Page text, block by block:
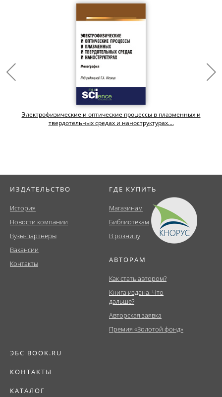
Электрофизические и оптические процессы в плазменных и
твердотельных средах и наноструктурах....
ИЗДАТЕЛЬСТВО
История
Новости компании
Вузы-партнеры
Вакансии
Контакты
ГДЕ КУПИТЬ
Магазинам
Библиотекам
В розницу
АВТОРАМ
Как стать автором?
Книга издана. Что
дальше?
Авторская заявка
Премия «Золотой фонд»
ЭБС BOOK.RU
КОНТАКТЫ
КАТАЛОГ